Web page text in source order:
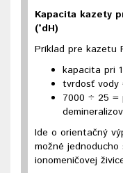
Kapacita kazety
(°dH)
Príklad pre kazetu
kapacita pri
tvrdosť vody
7000 ÷ 25 =
Ide o orientačný
možné
ionomeničovej